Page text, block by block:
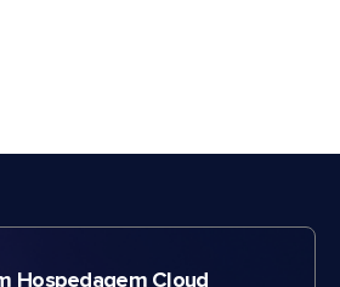
Hospedagem Cloud